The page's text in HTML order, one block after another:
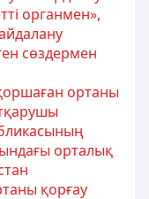
органмен»,
сөздермен
ортаны
орталық
қорғау